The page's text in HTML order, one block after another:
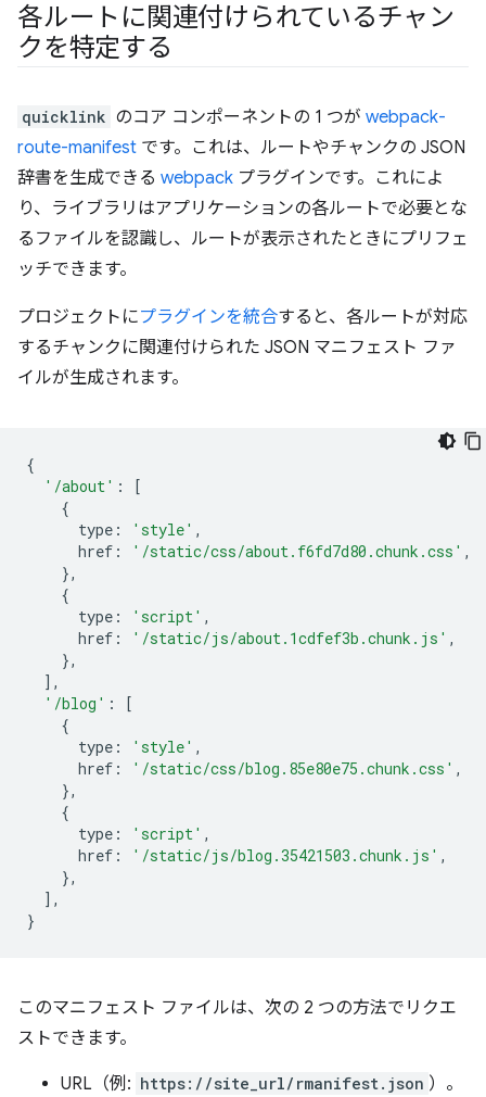
各ルートに関連付けられているチャン
クを特定する
quicklink のコア コンポーネントの 1 つが webpack-
route-manifest です。これは、ルートやチャンクの JSON
辞書を生成できる webpack プラグインです。これによ
り、ライブラリはアプリケーションの各ルートで必要とな
るファイルを認識し、ルートが表示されたときにプリフェ
ッチできます。
プロジェクトにプラグインを統合すると、各ルートが対応
するチャンクに関連付けられた JSON マニフェスト ファ
イルが生成されます。
{
'/about' :
[
{
type : 'style' ,
href : '/static/css/about.f6fd7d80.chunk.css' ,
},
{
type : 'script' ,
href : '/static/js/about.1cdfef3b.chunk.js' ,
},
],
'/blog' :
[
{
type : 'style' ,
href : '/static/css/blog.85e80e75.chunk.css' ,
},
{
type : 'script' ,
href : '/static/js/blog.35421503.chunk.js' ,
},
],
}
このマニフェスト ファイルは、次の 2 つの方法でリクエ
ストできます。
URL（例: https://site_url/rmanifest.json ）。